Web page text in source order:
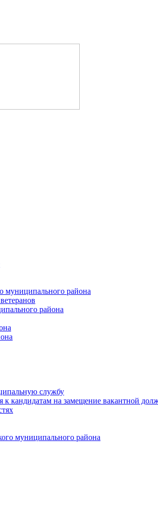
муниципального района
района
службу
кандидатам на замещение вакантной
муниципального района